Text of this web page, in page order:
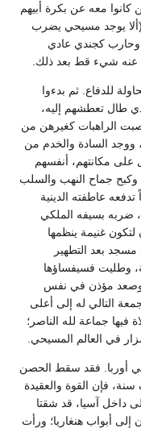
كانوا معه عن بكرة أبيهم
((ألا يوجد مسيحي يضرب
وحارب كجندي عادي
شيء قط بعد ذلك.
للدفاع. ثم بدءوا
طال تعطشهم إليه،
الراهبات كغيرهن من
ووجد السادة والخدم من
على مكانتهم، أنفسهم
وكبح جماح النهب والسلب
عاطفته الدينية
ضربه بسيفه الملكي
غنيمة ينظمها
بعد التطهير
وطليت فسيفساؤها
وصعد مؤذن في نفس
التالي له إلى أعلى
فيها جماعة لله الناصر؛
في العالم المسيحي.
أوربا. فقد سقط الحصن
فإن القوة والعقيدة
داخل آسيا، قد شقتا
إلى أبواب هنغاريا؛ ورأت